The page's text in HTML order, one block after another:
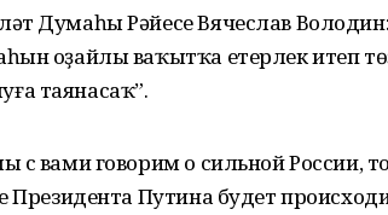
Думаһы Рəйесе Вячеслав
оҙайлы ваҡытҡа етерлек итеп
таянасаҡ”.
с вами говорим о сильной России,
Президента Путина будет